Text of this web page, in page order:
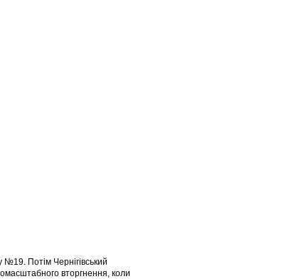
№19. Потім Чернігівський
вторгнення, коли